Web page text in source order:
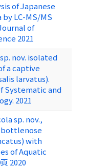
of Japanese
by LC-MS/MS
of
2021
nov. isolated
a captive
larvatus).
Systematic and
2021
sp. nov.,
with
of Aquatic
2020